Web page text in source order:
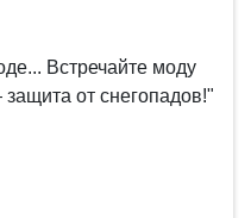
Встречайте моду
от снегопадов!"